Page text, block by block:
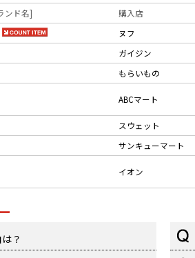
ンド名] 購入店
ヌフ
ガイジン
もらいもの
ABCマート
スウェット
サンキューマート
イオン
？